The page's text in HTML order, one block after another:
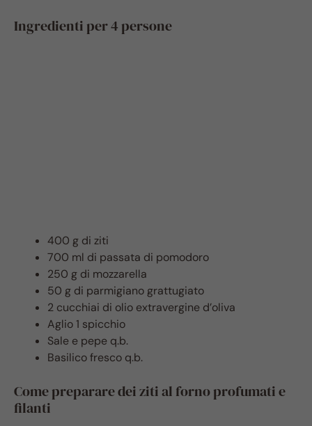
Ingredienti per 4 persone
400 g di ziti
700 ml di passata di pomodoro
250 g di mozzarella
50 g di parmigiano grattugiato
2 cucchiai di olio extravergine d’oliva
Aglio 1 spicchio
Sale e pepe q.b.
Basilico fresco q.b.
Come preparare dei ziti al forno profumati e
filanti